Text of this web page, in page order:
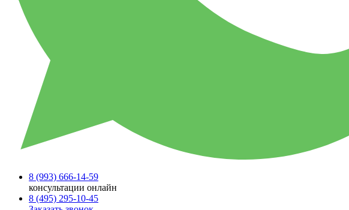
8 (993) 666-14-59
консультации онлайн
8 (495) 295-10-45